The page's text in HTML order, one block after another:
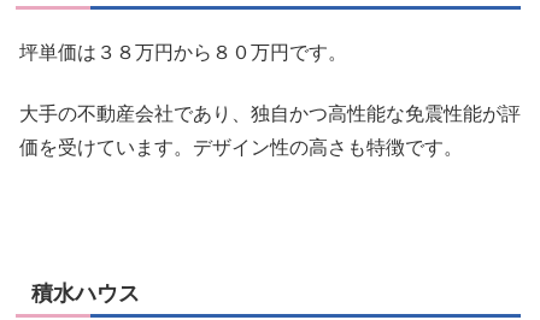
坪単価は３８万円から８０万円です。
大手の不動産会社であり、独自かつ高性能な免震性能が評
価を受けています。デザイン性の高さも特徴です。
積水ハウス